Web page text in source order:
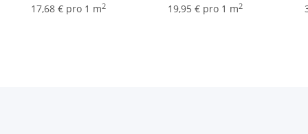
17,68 € pro 1 m2 19,95 € pro 1 m2